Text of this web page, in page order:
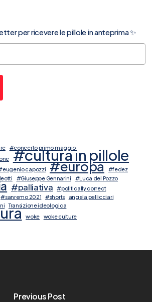
per ricevere le pillole in anteprima ✨
#concerto primo maggio
#cultura in pillole
capozzi #europa #fedez
#Giuseppe Gennarini #Luca del Pozzo
#palliativa
#politically correct
#sanremo 2021 #shorts
angela pellicciari
Transizione ideologica
woke woke culture
Previous Post